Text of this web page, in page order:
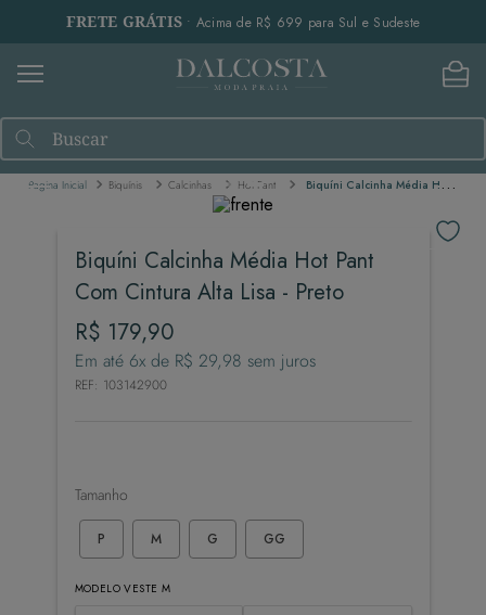
FRETE GRÁTIS • Acima de R$ 699 para Sul e Sudeste
Buscar
Biquínis Calcinhas Hot Pant Biquíni Calcinha Média Hot Pant Com Cintura Alta Lisa - Preto
Biquíni Calcinha Média Hot Pant
Com Cintura Alta Lisa - Preto
R$ 179,90
Em até 6x de R$ 29,98 sem juros
REF: 103142900
Tamanho
P M G GG
MODELO VESTE M